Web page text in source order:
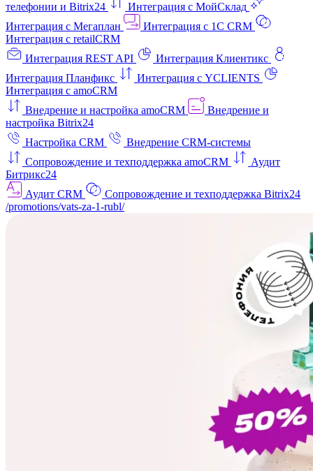
телефонии и Bitrix24
Интеграция с МойСклад
Интеграция с Мегаплан
Интеграция с 1C CRM
Интеграция с retailCRM
Интеграция REST API
Интеграция Клиентикс
Интеграция Планфикс
Интеграция с YCLIENTS
Интеграция с amoCRM
Внедрение и настройка amoCRM
Внедрение и
настройка Bitrix24
Настройка CRM
Внедрение CRM-системы
Сопровождение и техподдержка amoCRM
Аудит
Битрикс24
Аудит CRM
Сопровождение и техподдержка Bitrix24
/promotions/vats-za-1-rubl/